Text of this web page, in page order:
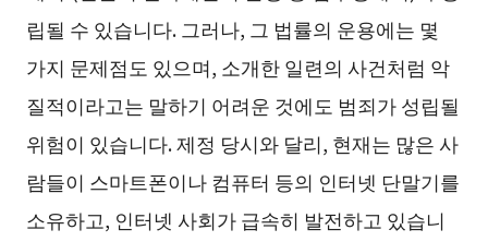
립될 수 있습니다. 그러나, 그 법률의 운용에는 몇
가지 문제점도 있으며, 소개한 일련의 사건처럼 악
질적이라고는 말하기 어려운 것에도 범죄가 성립될
위험이 있습니다. 제정 당시와 달리, 현재는 많은 사
람들이 스마트폰이나 컴퓨터 등의 인터넷 단말기를
소유하고, 인터넷 사회가 급속히 발전하고 있습니